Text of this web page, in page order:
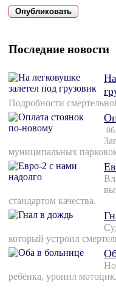
Последние новости
Подробности
муниципальных
стандартом качества.
который устроил
ребёнка, уронил